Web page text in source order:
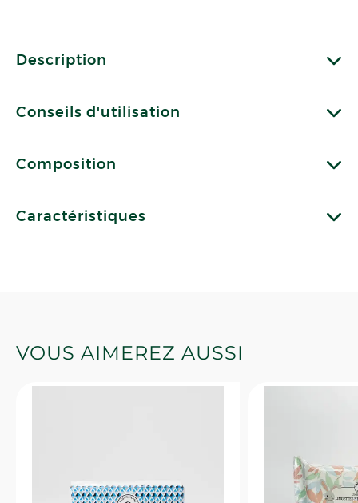
Description
Conseils d'utilisation
Composition
Caractéristiques
VOUS AIMEREZ AUSSI